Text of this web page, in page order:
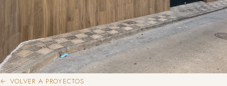
← VOLVER A PROYECTOS